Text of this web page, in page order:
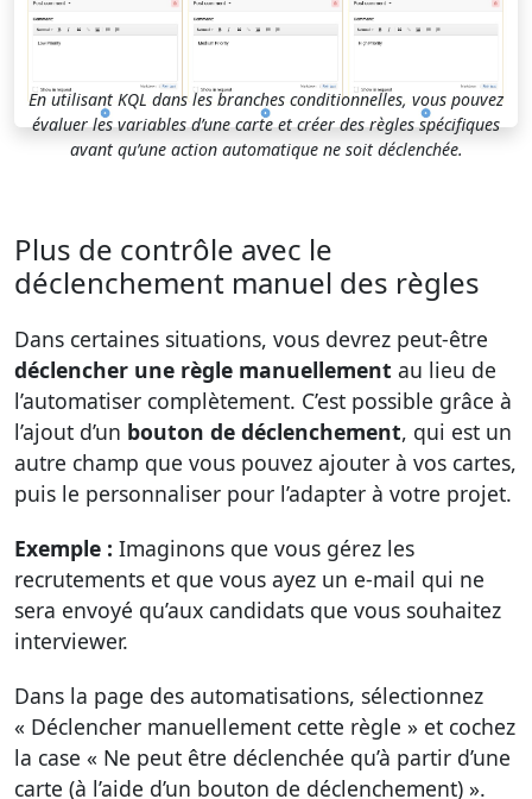
En utilisant KQL dans les branches conditionnelles, vous pouvez
évaluer les variables d’une carte et créer des règles spécifiques
avant qu’une action automatique ne soit déclenchée.
Plus de contrôle avec le
déclenchement manuel des règles
Dans certaines situations, vous devrez peut-être
déclencher une règle manuellement au lieu de
l’automatiser complètement. C’est possible grâce à
l’ajout d’un bouton de déclenchement, qui est un
autre champ que vous pouvez ajouter à vos cartes,
puis le personnaliser pour l’adapter à votre projet.
Exemple : Imaginons que vous gérez les
recrutements et que vous ayez un e-mail qui ne
sera envoyé qu’aux candidats que vous souhaitez
interviewer.
Dans la page des automatisations, sélectionnez
« Déclencher manuellement cette règle » et cochez
la case « Ne peut être déclenchée qu’à partir d’une
carte (à l’aide d’un bouton de déclenchement) ».